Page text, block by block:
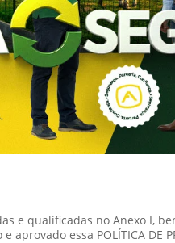
e qualificadas no Anexo I,
essa POLÍTICA DE